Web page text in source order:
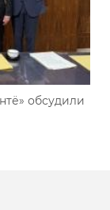
обсудили